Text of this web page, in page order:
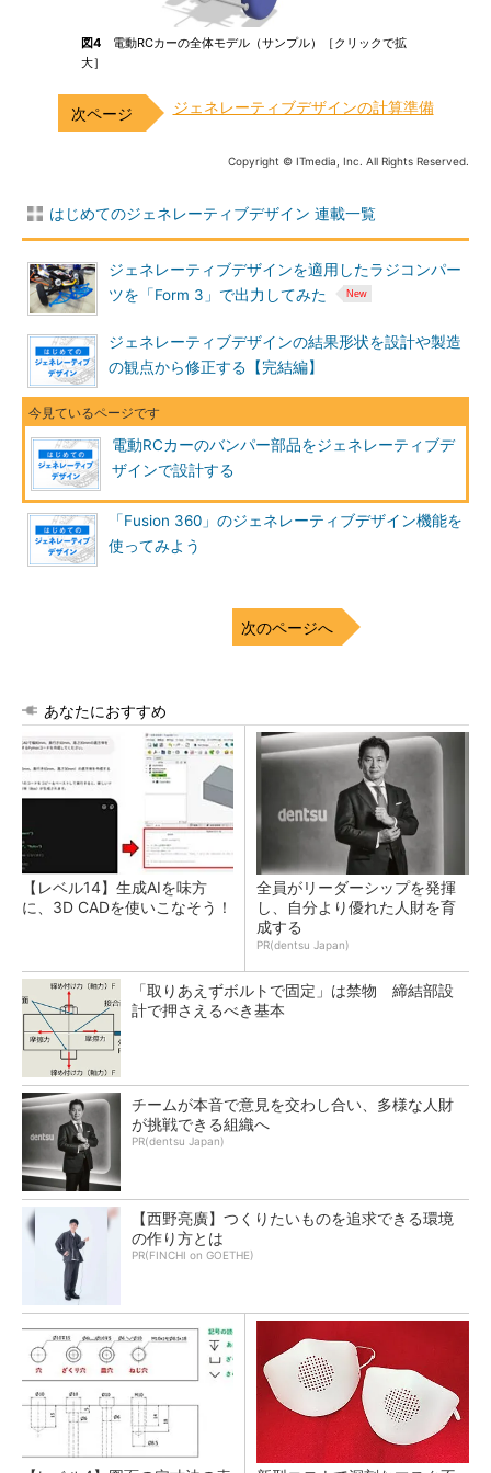
図4 電動RCカーの全体モデル（サンプル）［クリックで拡
大］
ジェネレーティブデザインの計算準備
Copyright © ITmedia, Inc. All Rights Reserved.
はじめてのジェネレーティブデザイン 連載一覧
ジェネレーティブデザインを適用したラジコンパー
ツを「Form 3」で出力してみた
ジェネレーティブデザインの結果形状を設計や製造
の観点から修正する【完結編】
電動RCカーのバンパー部品をジェネレーティブデ
ザインで設計する
「Fusion 360」のジェネレーティブデザイン機能を
使ってみよう
次のページへ
あなたにおすすめ
【レベル14】生成AIを味方
に、3D CADを使いこなそう！
全員がリーダーシップを発揮
し、自分より優れた人財を育
成する
PR(dentsu Japan)
「取りあえずボルトで固定」は禁物 締結部設
計で押さえるべき基本
チームが本音で意見を交わし合い、多様な人財
が挑戦できる組織へ
PR(dentsu Japan)
【西野亮廣】つくりたいものを追求できる環境
の作り方とは
PR(FINCHI on GOETHE)